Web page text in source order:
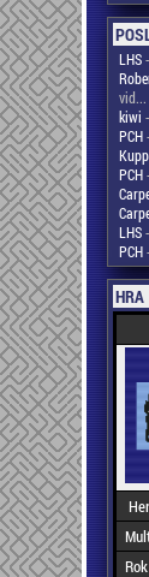
LHS
vid...
kiwi
PCH
PCH
LHS
PCH
HRA